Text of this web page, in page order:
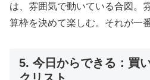
は、雰囲気で動いている合図。
算枠を決めて楽しむ。それが一
5. 今日からできる：買